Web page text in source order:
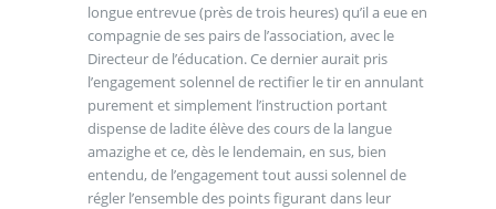
longue entrevue (près de trois heures) qu’il a eue en
compagnie de ses pairs de l’association, avec le
Directeur de l’éducation. Ce dernier aurait pris
l’engagement solennel de rectifier le tir en annulant
purement et simplement l’instruction portant
dispense de ladite élève des cours de la langue
amazighe et ce, dès le lendemain, en sus, bien
entendu, de l’engagement tout aussi solennel de
régler l’ensemble des points figurant dans leur